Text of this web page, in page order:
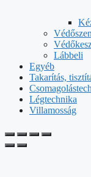
Lábbeli
Egyéb
Takarítás,
Légtechnika
Villamosság